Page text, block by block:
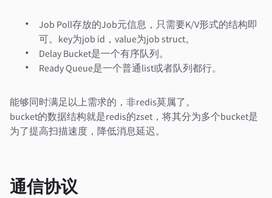
Job Poll存放的Job元信息，只需要K/V形式的结构即
可。key为job id，value为job struct。
Delay Bucket是一个有序队列。
Ready Queue是一个普通list或者队列都行。
能够同时满足以上需求的，非redis莫属了。
bucket的数据结构就是redis的zset，将其分为多个bucket是
为了提高扫描速度，降低消息延迟。
通信协议